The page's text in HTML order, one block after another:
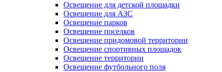
Освещение для детской площадки
Освещение для АЗС
Освещение парков
Освещение поселков
Освещение придомовой территории
Освещение спортивных площадок
Освещение территории
Освещение футбольного поля